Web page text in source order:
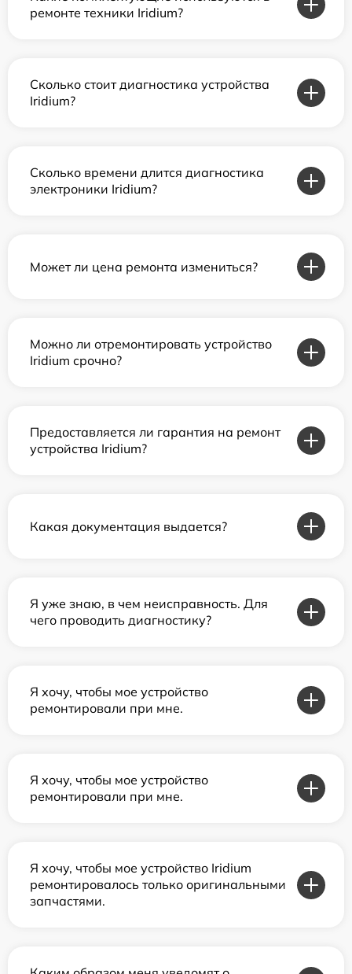
ремонте техники Iridium?
Сколько стоит диагностика устройства
Iridium?
Сколько времени длится диагностика
электроники Iridium?
Может ли цена ремонта измениться?
Можно ли отремонтировать устройство
Iridium срочно?
Предоставляется ли гарантия на ремонт
устройства Iridium?
Какая документация выдается?
Я уже знаю, в чем неисправность. Для
чего проводить диагностику?
Я хочу, чтобы мое устройство
ремонтировали при мне.
Я хочу, чтобы мое устройство
ремонтировали при мне.
Я хочу, чтобы мое устройство Iridium
ремонтировалось только оригинальными
запчастями.